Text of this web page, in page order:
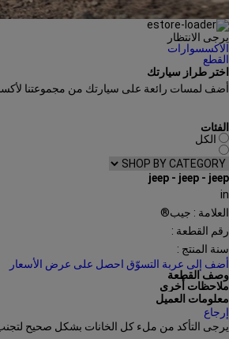
يرجى الانتظار
الاكسسوارات
القطع
اختر طراز سيارتك
أضف لمسات رائعة على سيارتك من مجموعتنا
الفئات
الكل
jeep - jeep - jeep
in
العلامة : جيب®
رقم القطعة :
سنة المنتج :
أضف إلى عربة التسوّق احصل على عرض الأسعار
وصف القطعة
ملاحظات أخرى
معلومات العميل
إرجاع
يرجى التأكد من ملء كل الخانات بشكل صحيح